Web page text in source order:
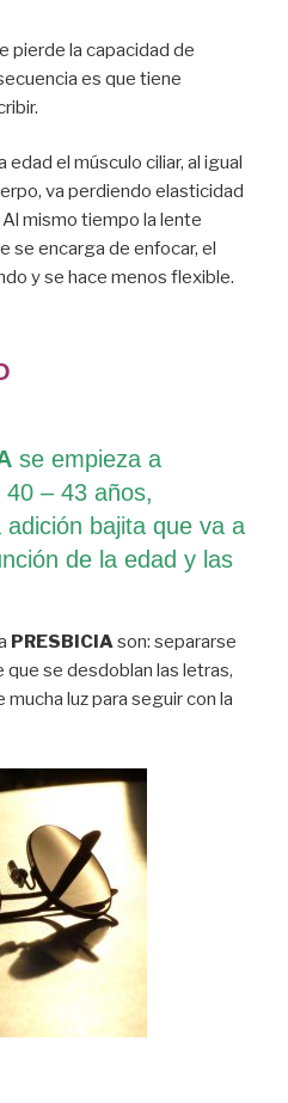
pierde la capacidad de
es que tiene
el músculo ciliar, al igual
va perdiendo elasticidad
mismo tiempo la lente
se encarga de enfocar, el
y se hace menos flexible.
se empieza a
– 43 años,
bajita que va a
de la edad y las
PRESBICIAson: separarse
se desdoblan las letras,
luz para seguir con la